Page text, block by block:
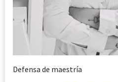
Defensa de maestría